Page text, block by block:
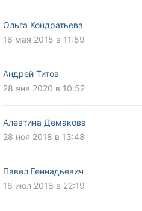
Ольга Кондратьева
16 мая 2015 в 11:59
Андрей Титов
28 янв 2020 в 10:52
Алевтина Демакова
28 ноя 2018 в 13:48
Павел Геннадьевич
16 июл 2018 в 22:19